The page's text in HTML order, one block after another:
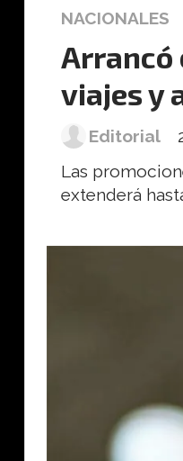
Arrancó
viajes y
Las
extenderá
NACIONALES
Editorial